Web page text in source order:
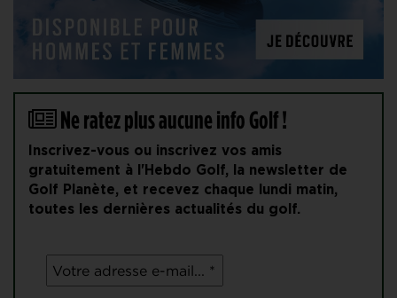
Ne ratez plus aucune info Golf !
Inscrivez-vous ou inscrivez vos amis
gratuitement à l'Hebdo Golf, la newsletter de
Golf Planète, et recevez chaque lundi matin,
toutes les dernières actualités du golf.